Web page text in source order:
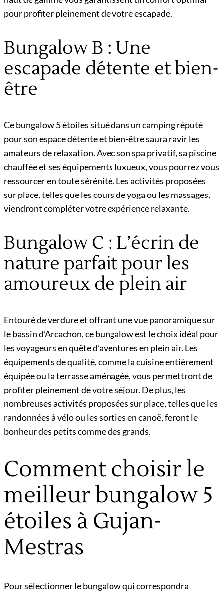
pour profiter pleinement de votre escapade.
Bungalow B : Une
escapade détente et bien-
être
Ce bungalow 5 étoiles situé dans un camping réputé
pour son espace détente et bien-être saura ravir les
amateurs de relaxation. Avec son spa privatif, sa piscine
chauffée et ses équipements luxueux, vous pourrez vous
ressourcer en toute sérénité. Les activités proposées
sur place, telles que les cours de yoga ou les massages,
viendront compléter votre expérience relaxante.
Bungalow C : L’écrin de
nature parfait pour les
amoureux de plein air
Entouré de verdure et offrant une vue panoramique sur
le bassin d’Arcachon, ce bungalow est le choix idéal pour
les voyageurs en quête d’aventures en plein air. Les
équipements de qualité, comme la cuisine entièrement
équipée ou la terrasse aménagée, vous permettront de
profiter pleinement de votre séjour. De plus, les
nombreuses activités proposées sur place, telles que les
randonnées à vélo ou les sorties en canoë, feront le
bonheur des petits comme des grands.
Comment choisir le
meilleur bungalow 5
étoiles à Gujan-
Mestras
Pour sélectionner le bungalow qui correspondra